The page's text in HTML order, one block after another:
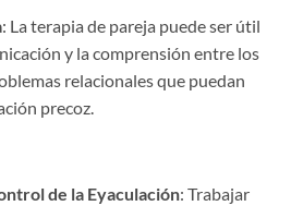
: La terapia de pareja puede ser útil
y la comprensión entre los
relacionales que puedan
precoz.
de la Eyaculación: Trabajar